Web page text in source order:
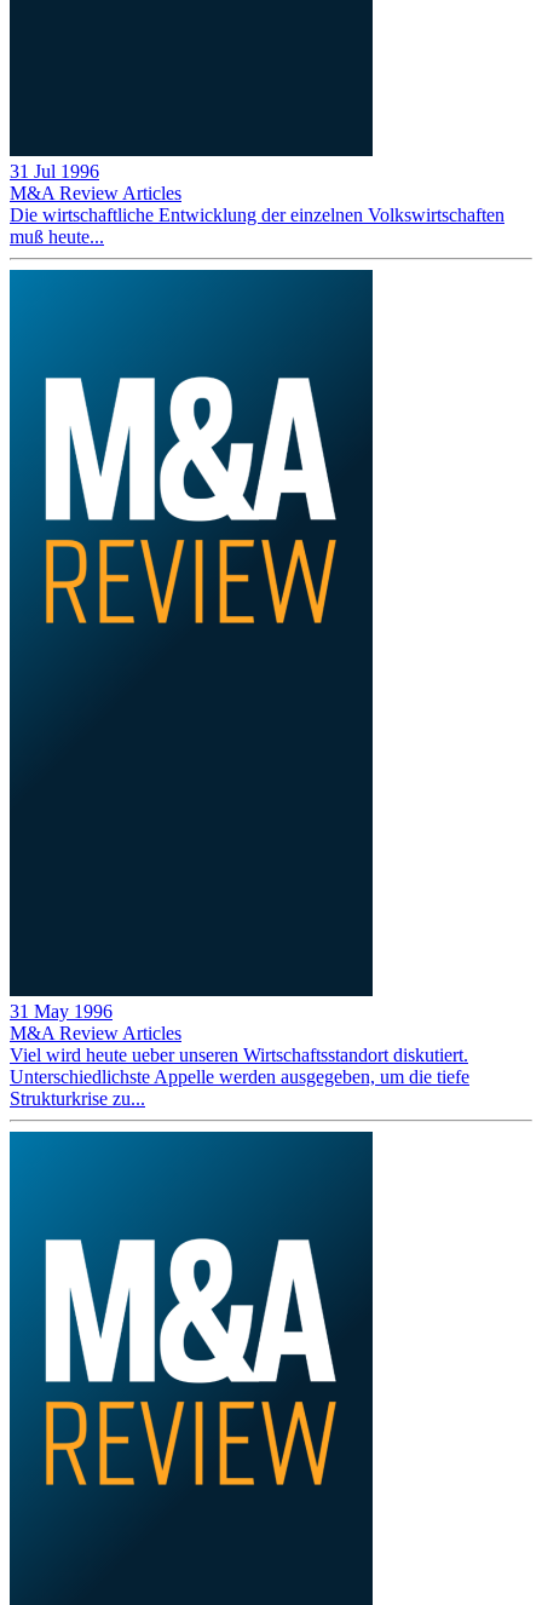
31 Jul 1996
M&A Review Articles
Die wirtschaftliche Entwicklung der einzelnen Volkswirtschaften
muß heute...
31 May 1996
M&A Review Articles
Viel wird heute ueber unseren Wirtschaftsstandort diskutiert.
Unterschiedlichste Appelle werden ausgegeben, um die tiefe
Strukturkrise zu...